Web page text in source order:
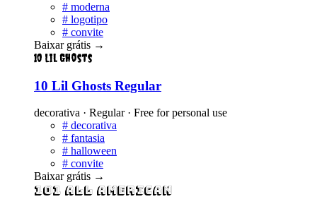
# moderna
# logotipo
# convite
Baixar grátis →
10 Lil Ghosts
10 Lil Ghosts Regular
decorativa · Regular · Free for personal use
# decorativa
# fantasia
# halloween
# convite
Baixar grátis →
101 All American